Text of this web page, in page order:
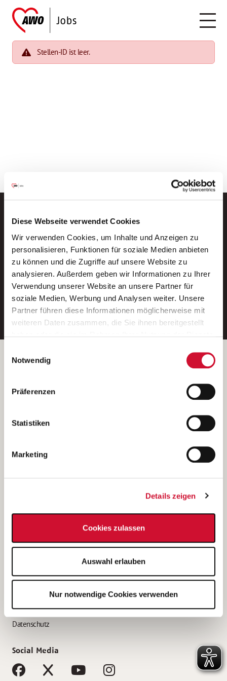
Diese Webseite verwendet Cookies
Wir verwenden Cookies, um Inhalte und Anzeigen zu
personalisieren, Funktionen für soziale Medien anbieten
zu können und die Zugriffe auf unsere Website zu
analysieren. Außerdem geben wir Informationen zu Ihrer
Verwendung unserer Website an unsere Partner für
soziale Medien, Werbung und Analysen weiter. Unsere
Partner führen diese Informationen möglicherweise mit
weiteren Daten zusammen, die Sie ihnen bereitgestellt
Wenn Sie auf „Cookies zulassen“ klicken, so stimmen
Sie der Speicherung sämtlicher Cookies zu. Sie können
Ihre Einwilligung selbstverständlich jederzeit widerrufen,
indem Sie die Cookie-Einstellungen aufrufen und diese
unsererDatenschutzerklärung
Notwendig
Präferenzen
Statistiken
Marketing
Details zeigen
Cookies zulassen
Auswahl erlauben
Nur notwendige Cookies verwenden
Stellen-ID ist leer.
Neue Stellen per E-Mail.
Ein kostenloser Service von AWO
Jobs.
E-Mail-Adresse eintragen
Betreiber der Webseite
Kantstraße 45a
(Ein Tochterunternehmen des AWO Bezirksverbandes Unterfranken
e.V.)
Bewerbung als Altenpflegehelfer*in
Bewerbung als Erzieher*in
AWO Gliederungen nach Bundesland
Impressum
Datenschutz
Social Media